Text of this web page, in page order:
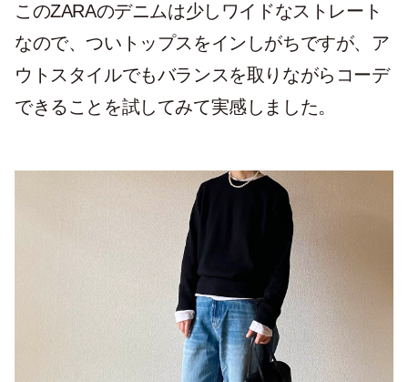
このZARAのデニムは少しワイドなストレート
なので、ついトップスをインしがちですが、ア
ウトスタイルでもバランスを取りながらコーデ
できることを試してみて実感しました。